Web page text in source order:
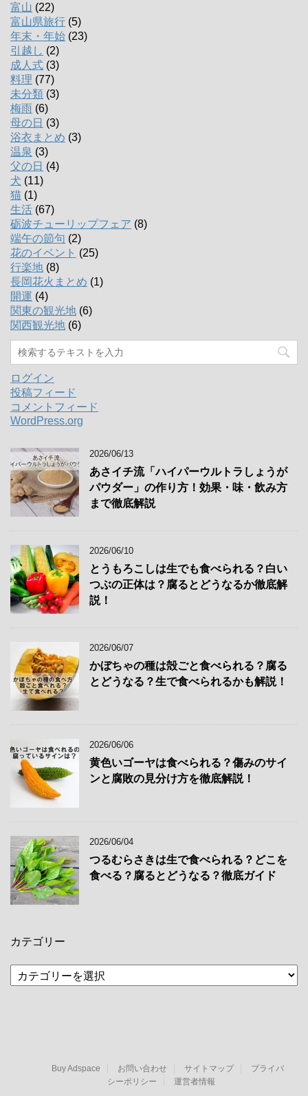
富山 (22)
富山県旅行 (5)
年末・年始 (23)
引越し (2)
成人式 (3)
料理 (77)
未分類 (3)
梅雨 (6)
母の日 (3)
浴衣まとめ (3)
温泉 (3)
父の日 (4)
犬 (11)
猫 (1)
生活 (67)
砺波チューリップフェア (8)
端午の節句 (2)
花のイベント (25)
行楽地 (8)
長岡花火まとめ (1)
開運 (4)
関東の観光地 (6)
関西観光地 (6)
ログイン
投稿フィード
コメントフィード
WordPress.org
2026/06/13
あさイチ流「ハイパーウルトラしょうが
パウダー」の作り方！効果・味・飲み方
まで徹底解説
2026/06/10
とうもろこしは生でも食べられる？白い
つぶの正体は？腐るとどうなるか徹底解
説！
2026/06/07
かぼちゃの種は殻ごと食べられる？腐る
とどうなる？生で食べられるかも解説！
2026/06/06
黄色いゴーヤは食べられる？傷みのサイ
ンと腐敗の見分け方を徹底解説！
2026/06/04
つるむらさきは生で食べられる？どこを
食べる？腐るとどうなる？徹底ガイド
カテゴリー
テ
Buy Adspace お問い合わせ サイトマップ
プライバ
シーポリシー
運営者情報